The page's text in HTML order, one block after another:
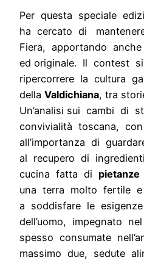
Per questa speciale
ha cercato di
Fiera, apportando
ed originale. Il contest
ripercorrere la cultura
della Valdichiana, tra
Un’analisi sui cambi di
convivialità toscana,
all’importanza di
al recupero di
cucina fatta di pietanze
una terra molto fertile
a soddisfare le
dell’uomo, impegnato
spesso consumate
massimo due, sedute